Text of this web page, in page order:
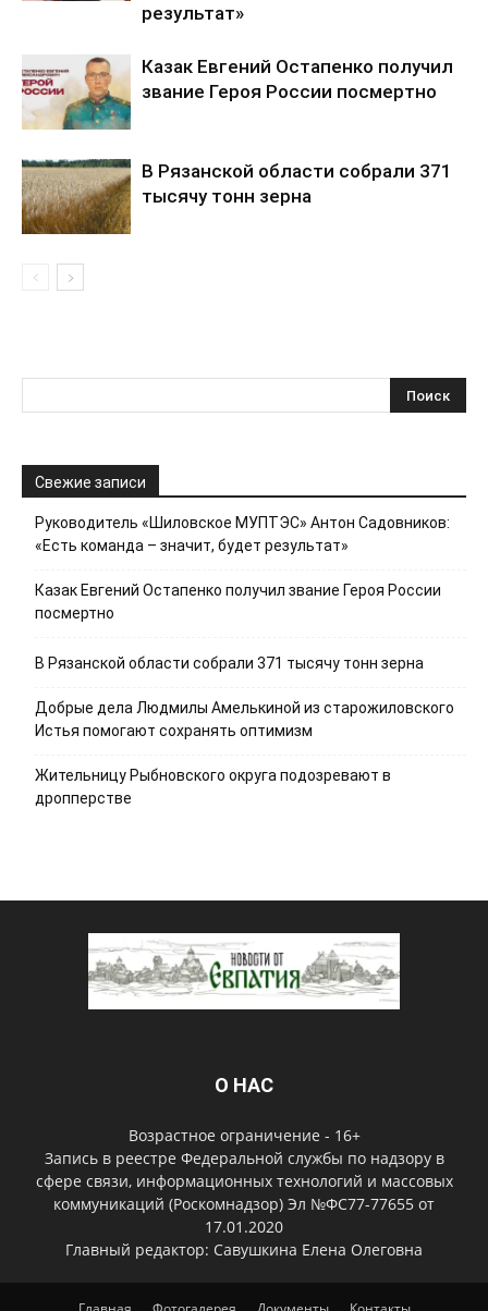
результат»
Казак Евгений Остапенко получил
звание Героя России посмертно
В Рязанской области собрали 371
тысячу тонн зерна
Свежие записи
Руководитель «Шиловское МУПТЭС» Антон Садовников:
«Есть команда – значит, будет результат»
Казак Евгений Остапенко получил звание Героя России
посмертно
В Рязанской области собрали 371 тысячу тонн зерна
Добрые дела Людмилы Амелькиной из старожиловского
Истья помогают сохранять оптимизм
Жительницу Рыбновского округа подозревают в
дропперстве
О НАС
Возрастное ограничение - 16+
Запись в реестре Федеральной службы по надзору в
сфере связи, информационных технологий и массовых
коммуникаций (Роскомнадзор) Эл №ФС77-77655 от
17.01.2020
Главный редактор: Савушкина Елена Олеговна